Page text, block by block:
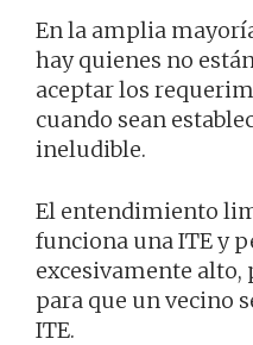
En la amplia
hay quienes no
aceptar los
cuando sean
ineludible.
El entendimiento
funciona una ITE y
excesivamente
para que un vecino
ITE.